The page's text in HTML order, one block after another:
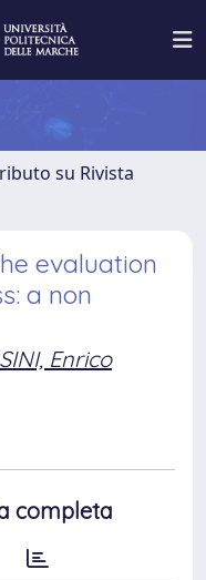
su Rivista
evaluation
a non
Enrico
completa